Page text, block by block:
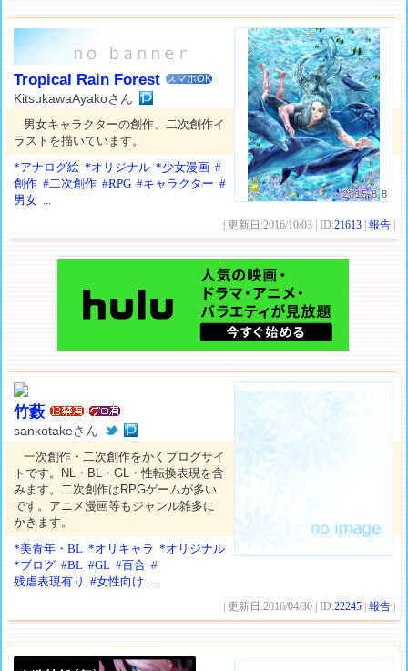
2015.8.8
Tropical Rain Forest スマホOK
KitsukawaAyakoさん
男女キャラクターの創作、二次創作イ
ラストを描いています。
*アナログ絵 *オリジナル *少女漫画 #
創作 #二次創作 #RPG #キャラクター #
男女 ...
| 更新日:2016/10/03 | ID:21613 |報告
竹藪
sankotakeさん
一次創作・二次創作をかくブログサイ
トです。NL・BL・GL・性転換表現を含
みます。二次創作はRPGゲームが多い
です。アニメ漫画等もジャンル雑多に
かきます。
*美青年・BL *オリキャラ *オリジナル
*ブログ #BL #GL #百合 #
残虐表現有り
#女性向け ...
| 更新日:2016/04/30 | ID:22245 |報告